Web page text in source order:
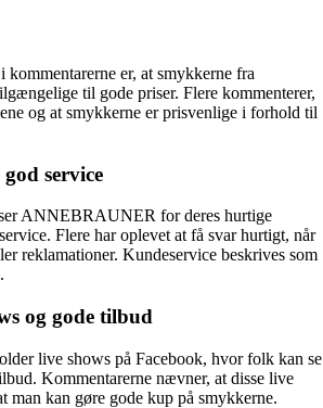
kommentarerne er, at smykkerne fra
til gode priser. Flere kommenterer,
og at smykkerne er prisvenlige i forhold til
service
ANNEBRAUNER for deres hurtige
Flere har oplevet at få svar hurtigt, når
reklamationer. Kundeservice beskrives som
og gode tilbud
live shows på Facebook, hvor folk kan se
Kommentarerne nævner, at disse live
man kan gøre gode kup på smykkerne.